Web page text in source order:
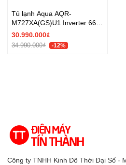
Tủ lạnh Aqua AQR-
M727XA(GS)U1 Inverter 660
lít Multi Door - Chính hãng
30.990.000₫
34.990.000₫ -12%
Công ty TNHH Kinh Đô Thời Đại Số -